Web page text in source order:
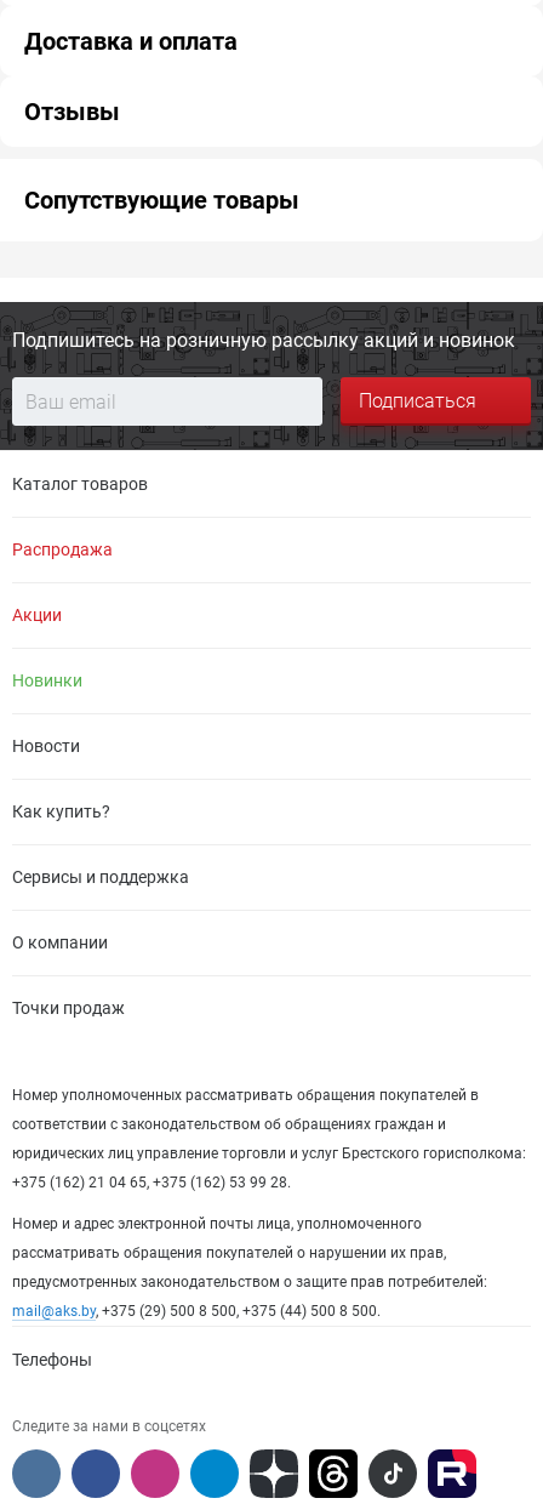
Доставка и оплата
Отзывы
Сопутствующие товары
Подпишитесь на розничную рассылку акций и новинок
Подписаться
Каталог товаров
Распродажа
Акции
Новинки
Новости
Как купить?
Сервисы и поддержка
О компании
Точки продаж
Номер уполномоченных рассматривать обращения покупателей в
соответствии с законодательством об обращениях граждан и
юридических лиц управление торговли и услуг Брестского горисполкома:
+375 (162) 21 04 65, +375 (162) 53 99 28.
Номер и адрес электронной почты лица, уполномоченного
рассматривать обращения покупателей о нарушении их прав,
предусмотренных законодательством о защите прав потребителей:
mail@aks.by, +375 (29) 500 8 500, +375 (44) 500 8 500.
Телефоны
Следите за нами в соцсетях